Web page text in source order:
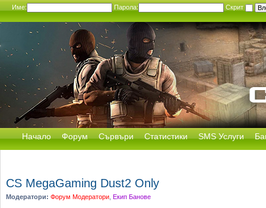
Име: Парола: Скрит
Начало Форум Сървъри Статистики SMS Услуги
CS MegaGaming Dust2 Only
Модератори: Форум Модератори Екип Банове